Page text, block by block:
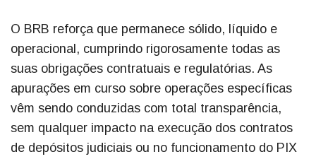
O BRB reforça que permanece sólido, líquido e
operacional, cumprindo rigorosamente todas as
suas obrigações contratuais e regulatórias. As
apurações em curso sobre operações específicas
vêm sendo conduzidas com total transparência,
sem qualquer impacto na execução dos contratos
de depósitos judiciais ou no funcionamento do PIX